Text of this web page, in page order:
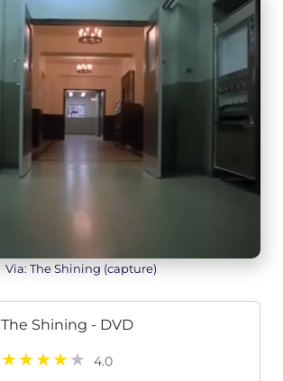
Via: The Shining (capture)
The Shining - DVD
4.0